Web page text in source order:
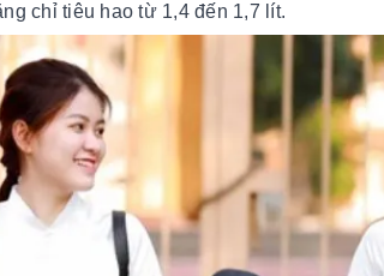
chỉ tiêu hao từ 1,4 đến 1,7 lít.